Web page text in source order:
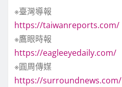
※臺灣導報
https://taiwanreports.com/
※鷹眼時報
https://eagleeyedaily.com/
※圓周傳媒
https://surroundnews.com/